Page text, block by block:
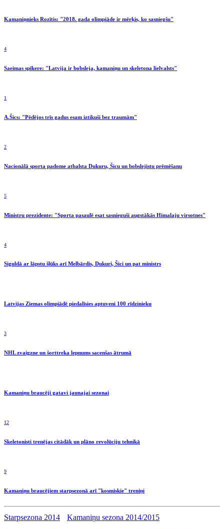
Kamaniņnieks Rozītis: "2018. gada olimpiāde ir mērķis, ko sasniegšu"
4
Saeimas spīkere: "Latvija ir bobsleja, kamaniņu un skeletona lielvalsts"
1
A.Šics: "Pēdējos trīs gadus esam iztikuši bez traumām"
2
Nacionālā sporta padome atbalsta Dukuru, Šicu un bobslejistu prēmēšanu
5
Ministru prezidente: "Sporta pasaulē esat sasnieguši augstākās Himalaju virsotnes"
4
Siguldā ar lāpstu šļūks arī Melbārdis, Dukuri, Šici un pat ministrs
Latvijas Ziemas olimpiādē piedalīsies aptuveni 100 rīdzinieku
3
NHL zvaigzne un šorttreka lepnums sacenšas ātrumā
Kamaniņu braucēji gatavi jaunajai sezonai
12
Skeletonisti trenējas citādāk un plāno revolūciju tehnikā
9
Kamaniņu braucējiem starpsezonā arī "kosmiskie" treniņi
Starpsezona 2014 Kamaniņu sezona 2014/2015